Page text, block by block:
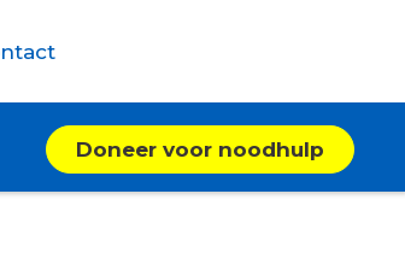
Doneer voor noodhulp